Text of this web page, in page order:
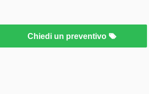
Chiedi un preventivo